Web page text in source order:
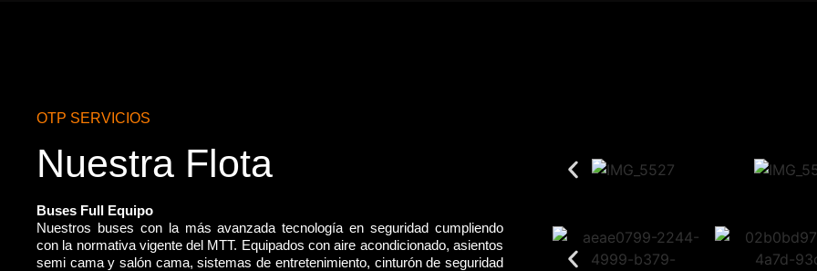
OTP SERVICIOS
Nuestra Flota
Buses Full Equipo
Nuestros buses con la más avanzada tecnología en seguridad cumpliendo
con la normativa vigente del MTT. Equipados con aire acondicionado, asientos
semi cama y salón cama, sistemas de entretenimiento, cinturón de seguridad